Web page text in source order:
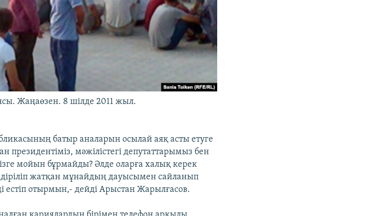
Жаңаөзен. 8 шілде 2011 жыл.
батыр аналарын осылай аяқ асты етуге
президентіміз, мәжілістегі депутаттарымыз бен
мойын бұрмайды? Әлде оларға халық керек
жатқан мұнайдың дауысымен сайланып
естіп отырмын,- дейді Арыстан Жарылғасов.